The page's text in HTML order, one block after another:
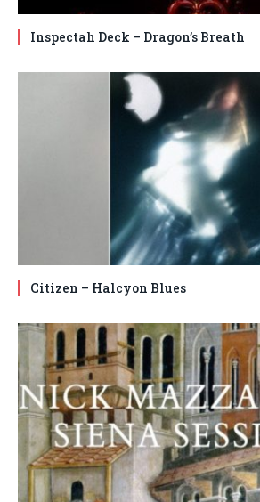
Inspectah Deck – Dragon’s Breath
Citizen – Halcyon Blues